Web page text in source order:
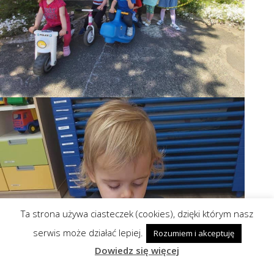
Ta strona używa ciasteczek (cookies), dzięki którym nasz
serwis może działać lepiej.
Rozumiem i akceptuję
Dowiedz się więcej